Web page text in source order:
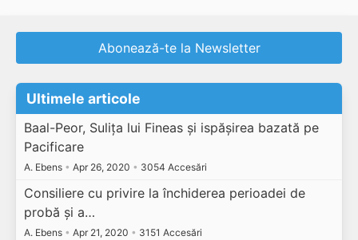
Abonează-te la Newsletter
Ultimele articole
Baal-Peor, Sulița lui Fineas și ispășirea bazată pe
Pacificare
A. Ebens • Apr 26, 2020 • 3054 Accesări
Consiliere cu privire la închiderea perioadei de
probă și a…
A. Ebens • Apr 21, 2020 • 3151 Accesări